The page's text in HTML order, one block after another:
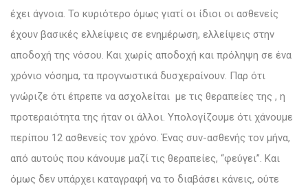
έχει άγνοια. Το κυριότερο όμως γιατί οι ίδιοι οι ασθενείς
έχουν βασικές ελλείψεις σε ενημέρωση, ελλείψεις στην
αποδοχή της νόσου. Και χωρίς αποδοχή και πρόληψη σε ένα
χρόνιο νόσημα, τα προγνωστικά δυσχεραίνουν. Παρ ότι
γνώριζε ότι έπρεπε να ασχολείται με τις θεραπείες της , η
προτεραιότητα της ήταν οι άλλοι. Υπολογίζουμε ότι χάνουμε
περίπου 12 ασθενείς τον χρόνο. Ένας συν-ασθενής τον μήνα,
από αυτούς που κάνουμε μαζί τις θεραπείες, “φεύγει”. Και
όμως δεν υπάρχει καταγραφή να το διαβάσει κάνεις, ούτε